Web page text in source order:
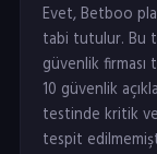
Evet, Betboo
tabi tutulur. Bu
güvenlik
10 güvenlik
testinde kritik
tespit